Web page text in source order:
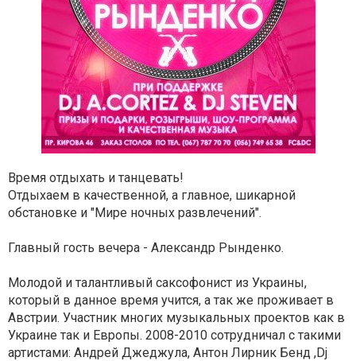
Время отдыхать и танцевать!
Отдыхаем в качественной, а главное, шикарной
обстановке и "Мире ночных развлечений".
Главный гость вечера - Александр Рынденко.
Молодой и талантливый саксофонист из Украины,
который в данное время учится, а так же проживает в
Австрии. Участник многих музыкальных проектов как в
Украине так и Европы. 2008-2010 сотрудничал с такими
артистами: Андрей Джеджула, Антон Лирник Бенд ,Dj